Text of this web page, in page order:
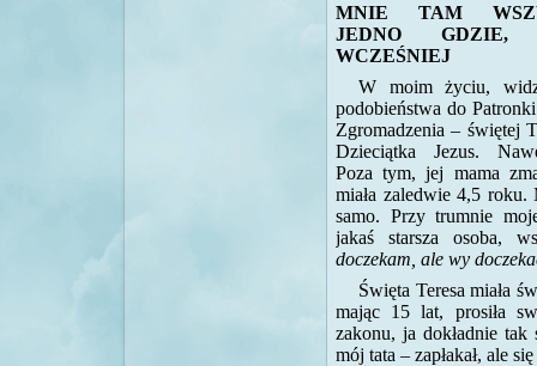
MNIE TAM
JEDNO GDZIE,
WCZEŚNIEJ
W moim życiu,
podobieństwa do
Zgromadzenia – świętej
Dzieciątka Jezus.
Poza tym, jej mama
miała zaledwie 4,5 roku.
samo. Przy trumnie
jakaś starsza osoba,
doczekam, ale wy
Święta Teresa miała
mając 15 lat, prosiła
zakonu, ja dokładnie
mój tata – zapłakał, ale